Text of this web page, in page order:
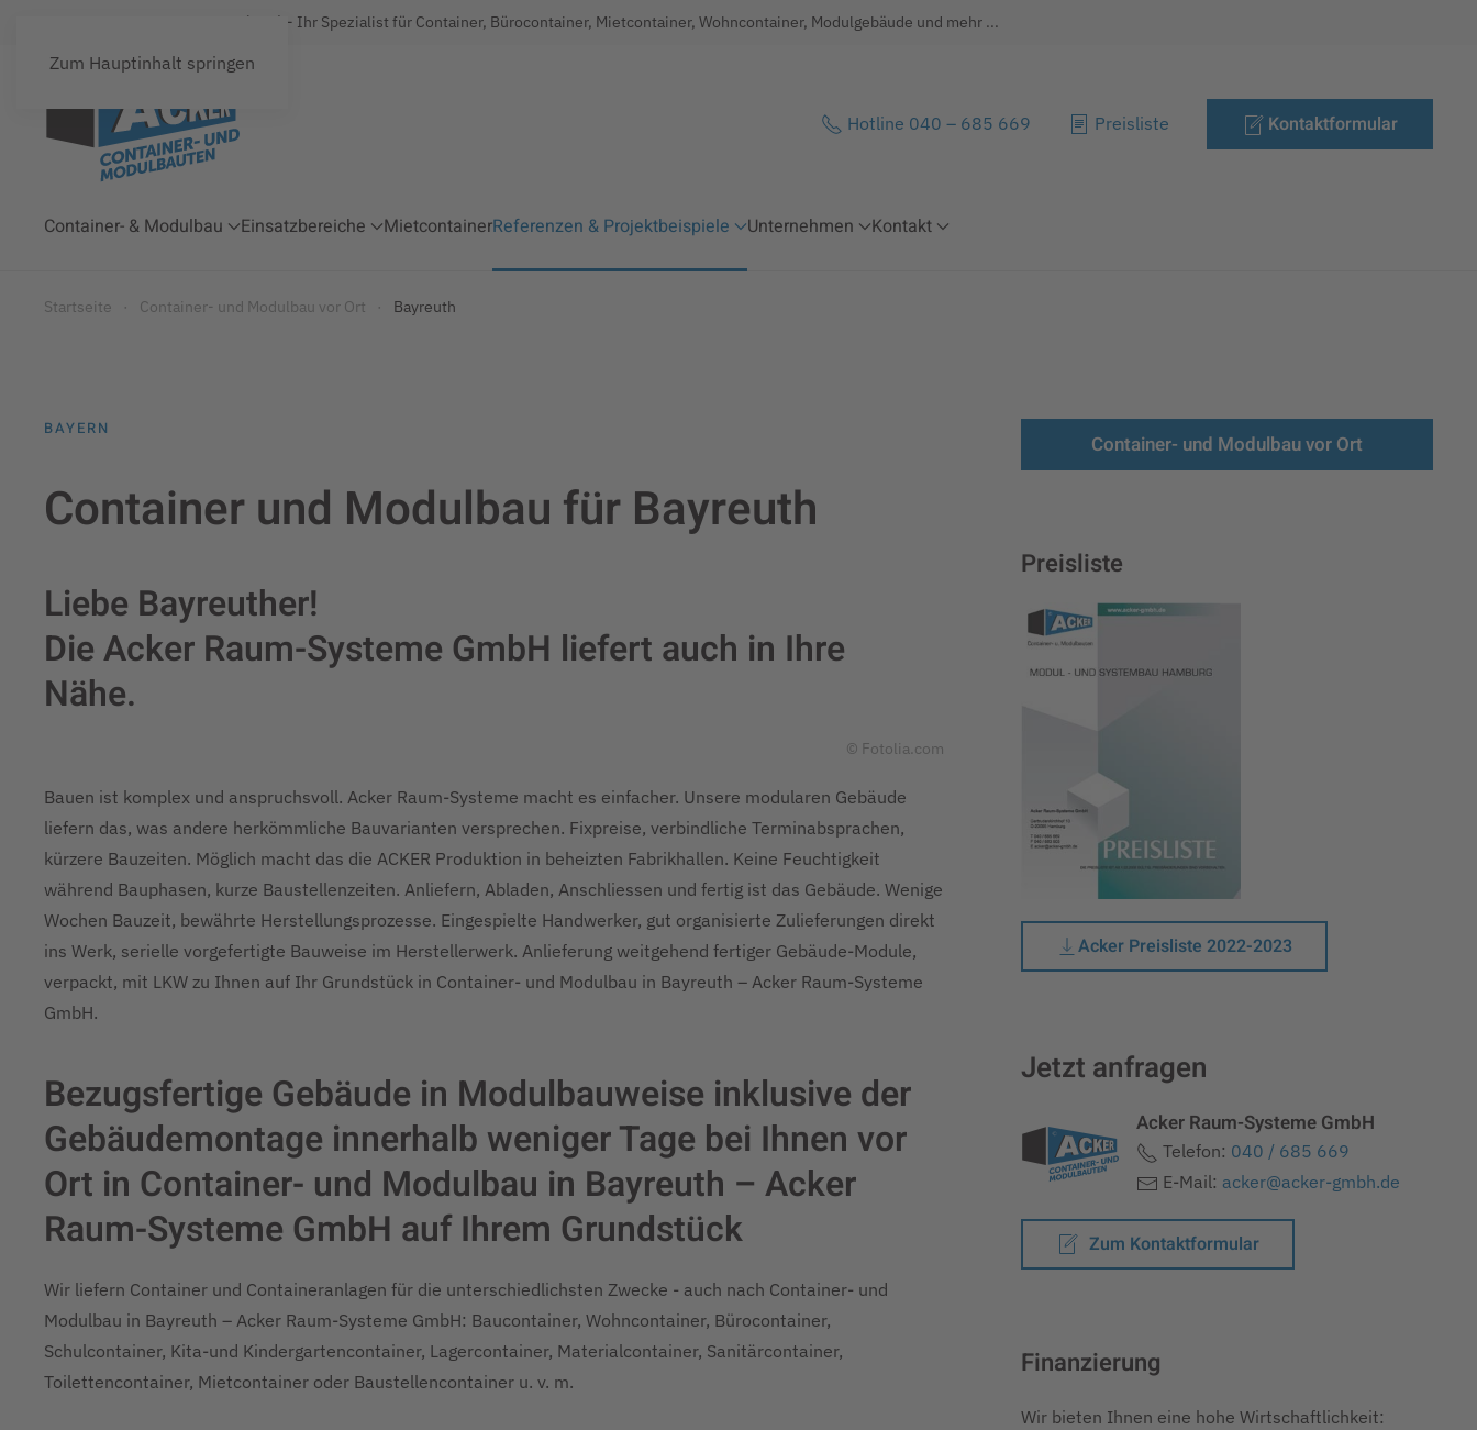
Zum Hauptinhalt springen
Acker Raum-Systeme GmbH (ARS) - Ihr Spezialist für Container, Bürocontainer, Mietcontainer, Wohncontainer, Modulgebäude und mehr ...
Hotline 040 – 685 669 Preisliste Kontaktformular
Container- & Modulbau Einsatzbereiche MietcontainerReferenzen & Projektbeispiele Unternehmen Kontakt
Startseite Container- und Modulbau vor Ort Bayreuth
BAYERN
Container und Modulbau für Bayreuth
Liebe Bayreuther!
Die Acker Raum-Systeme GmbH liefert auch in Ihre
Nähe.
© Fotolia.com
Bauen ist komplex und anspruchsvoll. Acker Raum-Systeme macht es einfacher. Unsere modularen Gebäude
liefern das, was andere herkömmliche Bauvarianten versprechen. Fixpreise, verbindliche Terminabsprachen,
kürzere Bauzeiten. Möglich macht das die ACKER Produktion in beheizten Fabrikhallen. Keine Feuchtigkeit
während Bauphasen, kurze Baustellenzeiten. Anliefern, Abladen, Anschliessen und fertig ist das Gebäude. Wenige
Wochen Bauzeit, bewährte Herstellungsprozesse. Eingespielte Handwerker, gut organisierte Zulieferungen direkt
ins Werk, serielle vorgefertigte Bauweise im Herstellerwerk. Anlieferung weitgehend fertiger Gebäude-Module,
verpackt, mit LKW zu Ihnen auf Ihr Grundstück in Container- und Modulbau in Bayreuth – Acker Raum-Systeme
GmbH.
Bezugsfertige Gebäude in Modulbauweise inklusive der
Gebäudemontage innerhalb weniger Tage bei Ihnen vor
Ort in Container- und Modulbau in Bayreuth – Acker
Raum-Systeme GmbH auf Ihrem Grundstück
Wir liefern Container und Containeranlagen für die unterschiedlichsten Zwecke - auch nach Container- und
Modulbau in Bayreuth – Acker Raum-Systeme GmbH: Baucontainer, Wohncontainer, Bürocontainer,
Schulcontainer, Kita-und Kindergartencontainer, Lagercontainer, Materialcontainer, Sanitärcontainer,
Toilettencontainer, Mietcontainer oder Baustellencontainer u. v. m.
Container- und Modulbau vor Ort
Preisliste
Acker Preisliste 2022-2023
Jetzt anfragen
Acker Raum-Systeme GmbH
Telefon: 040 / 685 669
E-Mail: acker@acker-gmbh.de
Zum Kontaktformular
Finanzierung
Wir bieten Ihnen eine hohe Wirtschaftlichkeit: